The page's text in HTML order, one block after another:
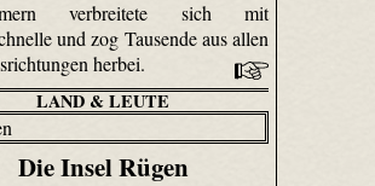
verbreitete sich mit
und zog Tausende aus allen
herbei.
LAND & LEUTE
Die Insel Rügen